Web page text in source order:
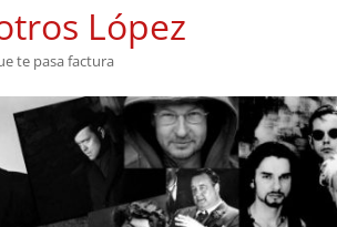
López
te pasa factura